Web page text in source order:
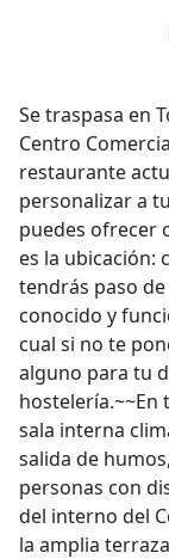
Se traspasa en
Centro
restaurante
personalizar a
puedes ofrecer
es la ubicación:
tendrás paso
conocido y
cual si no te
alguno para tu
sala interna
salida de
personas con
del interno del
la amplia